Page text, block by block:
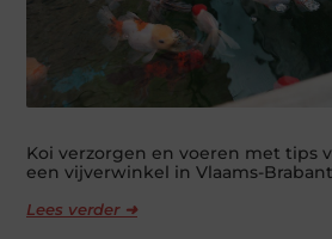
Koi verzorgen en voeren met tips
een vijverwinkel in Vlaams-Brabant
Lees verder ➜